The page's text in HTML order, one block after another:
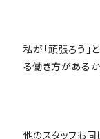
私が「頑張ろう」
る働き方がある
他のスタッフも